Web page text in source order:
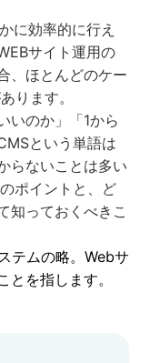
イトペーパー
KARTE
に効率的に行え
サイト運用の
、ほとんどのケー
ります。
いのか」「1から
という単語は
らないことは多い
ポイントと、ど
知っておくべきこ
テムの略。Webサ
を指します。